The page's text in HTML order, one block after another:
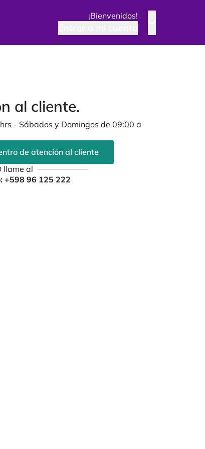
¡Bienvenidos!
al cliente.
- Sábados y Domingos de 09:00 a
de atención al cliente
llame al
+598 96 125 222